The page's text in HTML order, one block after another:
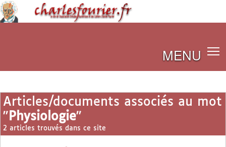
MENU
Articles/documents associés au mot
" Physiologie"
2 articles trouvés dans ce site